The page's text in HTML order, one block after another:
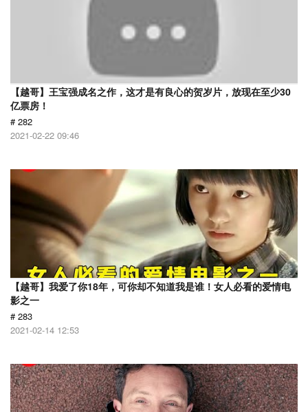
【越哥】王宝强成名之作，这才是有良心的贺岁片，放现在至少30
亿票房！
# 282
2021-02-22 09:46
【越哥】我爱了你18年，可你却不知道我是谁！女人必看的爱情电
影之一
# 283
2021-02-14 12:53